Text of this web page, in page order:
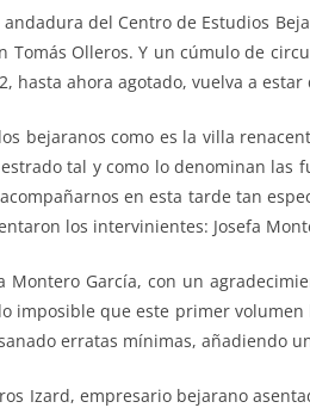
del Centro de Estudios
Tomás Olleros. Y un cúmulo de
hasta ahora agotado, vuelva a
bejaranos como es la villa
tal y como lo denominan
en esta tarde tan
los intervinientes: Josefa
Montero García, con un
imposible que este primer
erratas mínimas, añadiendo
Izard, empresario bejarano